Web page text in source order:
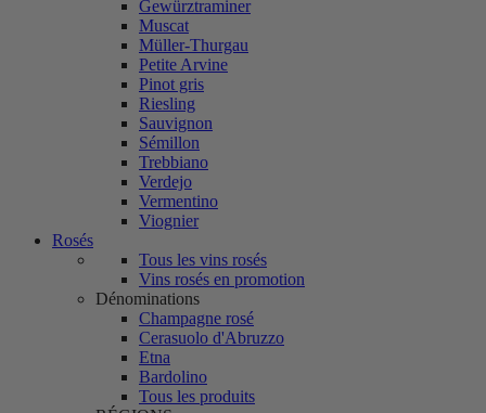
Gewürztraminer
Muscat
Müller-Thurgau
Petite Arvine
Pinot gris
Riesling
Sauvignon
Sémillon
Trebbiano
Verdejo
Vermentino
Viognier
Rosés
Tous les vins rosés
Vins rosés en promotion
Dénominations
Champagne rosé
Cerasuolo d'Abruzzo
Etna
Bardolino
Tous les produits